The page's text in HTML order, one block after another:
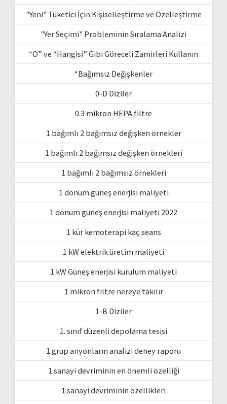
"Yeni" Tüketici İçin Kişiselleştirme ve Özelleştirme
"Yer Seçimi" Probleminin Sıralama Analizi
“O” ve “Hangisi” Gibi Göreceli Zamirleri Kullanın
*Bağımsız Değişkenler
0-D Diziler
0.3 mikron HEPA filtre
1 bağımlı 2 bağımsız değişken örnekler
1 bağımlı 2 bağımsız değişken örnekleri
1 bağımlı 2 bağımsız örnekleri
1 dönüm güneş enerjisi maliyeti
1 dönüm güneş enerjisi maliyeti 2022
1 kür kemoterapi kaç seans
1 kW elektrik üretim maliyeti
1 kW Güneş enerjisi kurulum maliyeti
1 mikron filtre nereye takılır
1-B Diziler
1. sınıf düzenli depolama tesisi
1.grup anyonların analizi deney raporu
1.sanayi devriminin en önemli özelliği
1.sanayi devriminin özellikleri